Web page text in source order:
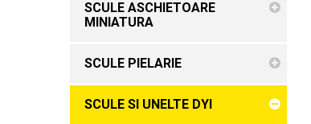
SCULE ASCHIETOARE
MINIATURA
SCULE PIELARIE
SCULE SI UNELTE DYI